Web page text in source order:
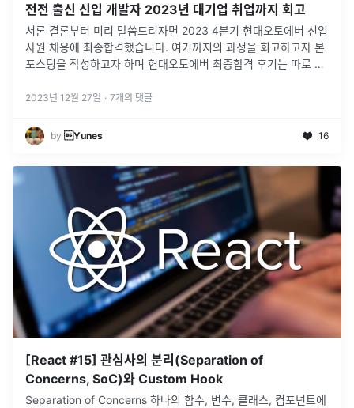
전전 출신 신입 개발자 2023년 대기업 취업까지 회고
서론 결론부터 미리 말씀드리자면 2023 4분기 현대오토에버 신입
사원 채용에 최종합격했습니다. 여기까지의 과정을 회고하고자 본
포스팅을 작성하고자 하며 현대오토에버 최종합격 후기는 따로 작
교양에 프로그...
2023년 12월 27일 · 7개의 댓글
by Yunes 16
[React #15] 관심사의 분리(Separation of
Concerns, SoC)와 Custom Hook
Separation of Concerns 하나의 함수, 변수, 클래스, 컴포넌트에